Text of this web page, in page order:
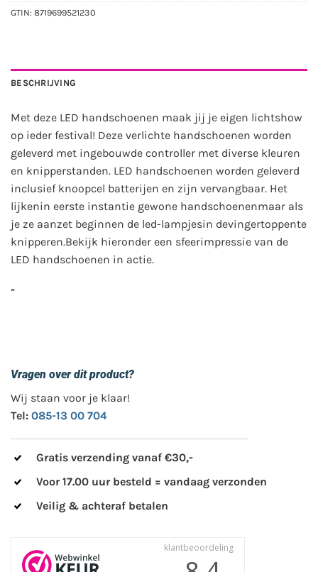
GTIN: 8719699521230
BESCHRIJVING
Met deze LED handschoenen maak jij je eigen lichtshow
op ieder festival! Deze verlichte handschoenen worden
geleverd met ingebouwde controller met diverse kleuren
en knipperstanden. LED handschoenen worden geleverd
inclusief knoopcel batterijen en zijn vervangbaar. Het
lijkenin eerste instantie gewone handschoenenmaar als
je ze aanzet beginnen de led-lampjesin devingertoppente
knipperen.Bekijk hieronder een sfeerimpressie van de
LED handschoenen in actie.
”
Vragen over dit product?
Wij staan voor je klaar!
Tel: 085-13 00 704
Gratis verzending vanaf €30,-
Voor 17.00 uur besteld = vandaag verzonden
Veilig & achteraf betalen